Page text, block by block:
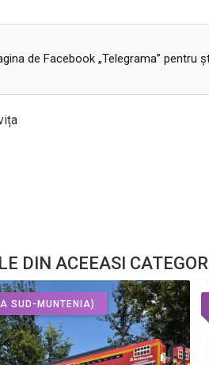
de Facebook „Telegrama” pentru
DIN ACEEASI
SUD-MUNTENIA)